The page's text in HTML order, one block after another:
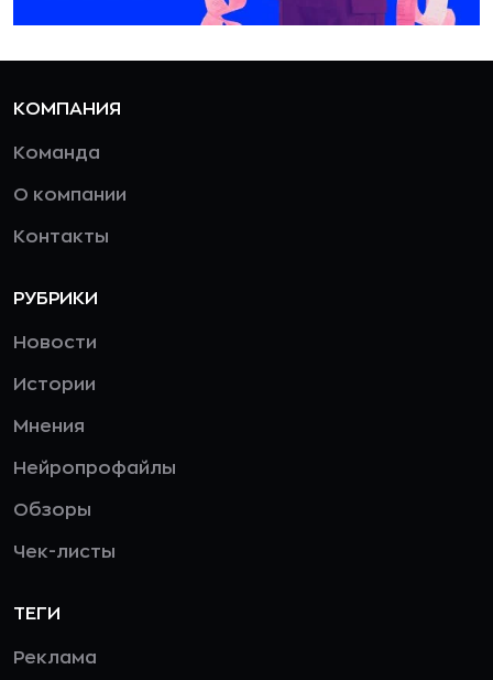
КОМПАНИЯ
Команда
О компании
Контакты
РУБРИКИ
Новости
Истории
Мнения
Нейропрофайлы
Обзоры
Чек-листы
ТЕГИ
Реклама